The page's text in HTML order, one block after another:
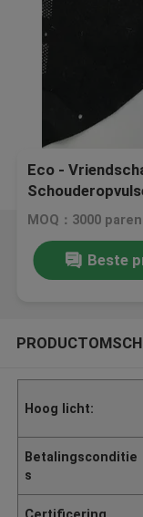
Eco -
Beste
Hoog licht:
Betalingsconditie
s
Certificering